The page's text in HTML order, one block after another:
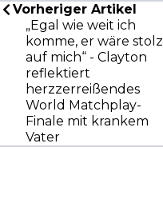
Vorheriger Artikel
„Egal wie weit ich
komme, er wäre stolz
auf mich“ - Clayton
reflektiert
herzzerreißendes
World Matchplay-
Finale mit krankem
Vater